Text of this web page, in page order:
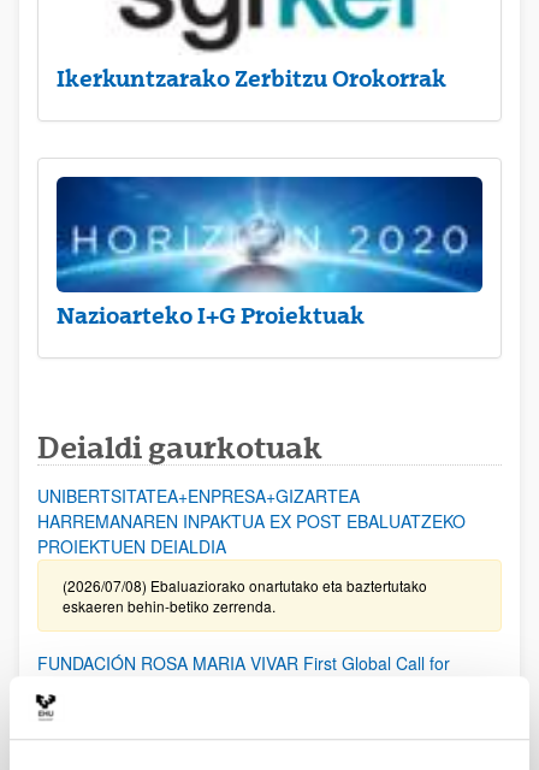
Ikerkuntzarako Zerbitzu Orokorrak
Nazioarteko I+G Proiektuak
Deialdi gaurkotuak
UNIBERTSITATEA+ENPRESA+GIZARTEA
HARREMANAREN INPAKTUA EX POST EBALUATZEKO
PROIEKTUEN DEIALDIA
(2026/07/08) Ebaluaziorako onartutako eta baztertutako
eskaeren behin-betiko zerrenda.
FUNDACIÓN ROSA MARIA VIVAR First Global Call for
2026/09/30)